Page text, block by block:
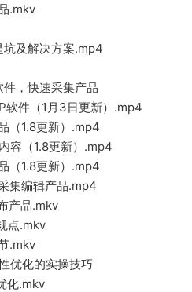
.mkv
坑及解决方案.mp4
，快速采集产品
软件（1月3日更新）.mp4
（1.8更新）.mp4
容（1.8更新）.mp4
（1.8更新）.mp4
集编辑产品.mp4
产品.mkv
点.mkv
.mkv
优化的实操技巧
化.mkv